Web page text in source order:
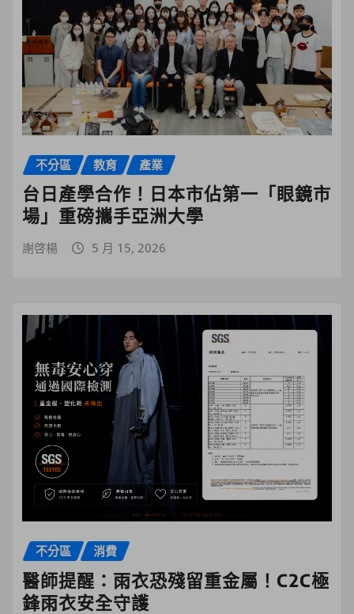
不分區 教育 產業
台日產學合作！日本市佔第一「眼鏡市
場」重磅攜手亞洲大學
謝啓楊 5 月 15, 2026
不分區 消費
醫師提醒：雨衣恐殘留重金屬！C2C極
鋒雨衣安全守護